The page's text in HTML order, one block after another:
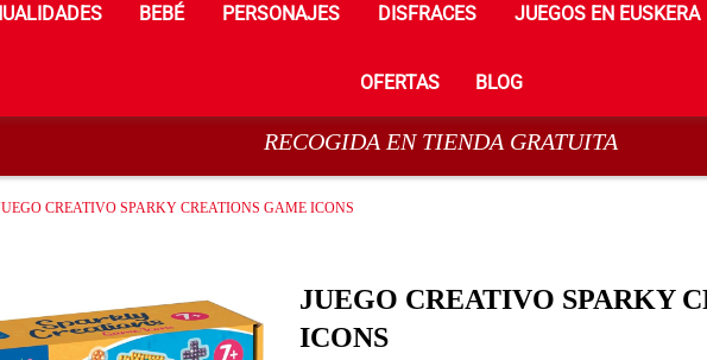
BEBÉ PERSONAJES DISFRACES JUEGOS EN EUSKERA
OFERTAS BLOG
RECOGIDA EN TIENDA GRATUITA
CREATIVO SPARKY CREATIONS GAME ICONS
JUEGO CREATIVO SPARKY
ICONS